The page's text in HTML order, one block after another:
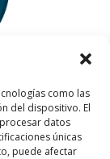
como las
del dispositivo. El
datos
únicas
puede afectar